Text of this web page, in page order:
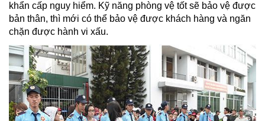
khẩn cấp nguy hiểm. Kỹ năng phòng vệ tốt sẽ bảo vệ được
bản thân, thì mới có thể bảo vệ được khách hàng và ngăn
chặn được hành vi xấu.